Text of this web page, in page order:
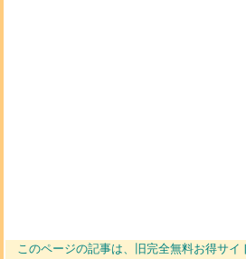
このページの記事は、旧完全無料お得サイ